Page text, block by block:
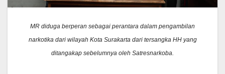
MR diduga berperan sebagai perantara dalam pengambilan
narkotika dari wilayah Kota Surakarta dari tersangka HH yang
ditangakap sebelumnya oleh Satresnarkoba.